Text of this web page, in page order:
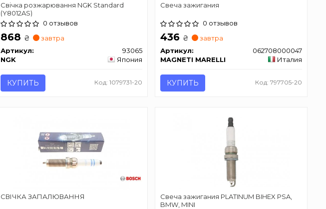
Свічка розжарювання NGK Standard
(Y8012AS)
0 отзывов
868 ₴
завтра
Артикул:
93065
NGK
Япония
КУПИТЬ Код: 1079731-20
Свеча зажигания
0 отзывов
436 ₴
завтра
Артикул:
062708000047
MAGNETI MARELLI
Италия
КУПИТЬ Код: 797705-20
СВІЧКА ЗАПАЛЮВАННЯ
Свеча зажигания PLATINUM BIHEX PSA,
BMW, MINI